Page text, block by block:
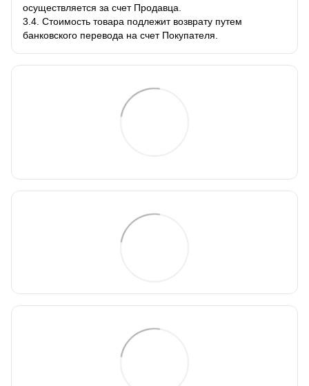
осуществляется за счет Продавца.
3.4. Стоимость товара подлежит возврату путем
банковского перевода на счет Покупателя.